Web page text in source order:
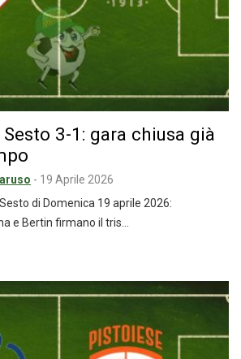
3-1: gara chiusa già
- 19 Aprile 2026
di Domenica 19 aprile 2026:
e Bertin firmano il tris…